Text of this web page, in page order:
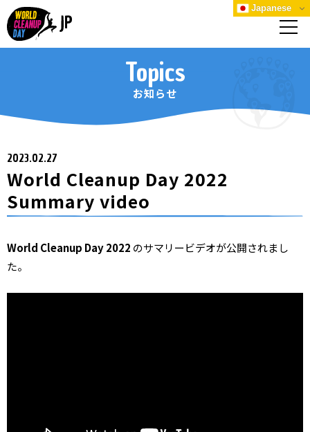
Topics
お知らせ
World Cleanup Day 2022
Summary video
2023.02.27
World Cleanup Day 2022 のサマリービデオが公開されまし
た。
Japanese